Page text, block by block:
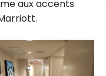
aux accents